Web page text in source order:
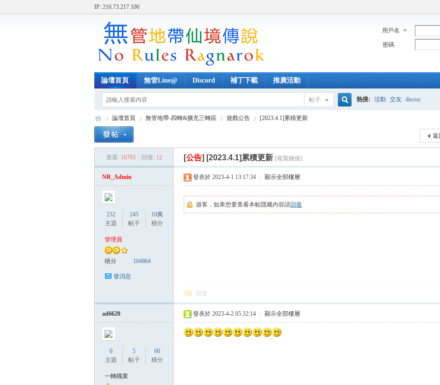
IP: 216.73.217.106
用戶名
密碼
論壇首頁 無管Line@ Discord 補丁下載 推廣活動
帖子 熱搜: 活動 交友 discuz
論壇首頁 無管地帶-四轉&擴充三轉區
›
遊戲公告
›
[2023.4.1]累積更新
返
查看: 18793 回復: 12 [公告] [2023.4.1]累積更新 [複製鏈接]
NR_Admin
232
主題
245
帖子
10萬
積分
管理員
積分 104864
發消息
發表於 2023-4-1 13:17:34 顯示全部樓層
遊客，如果您要查看本帖隱藏內容請回復
回復
ad6620
0
主題
5
帖子
60
積分
一轉職業
發表於 2023-4-2 05:32:14 顯示全部樓層